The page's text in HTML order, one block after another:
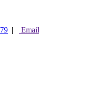
|
Email